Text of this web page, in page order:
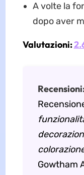
A volte la
dopo aver
Valutazioni:
Gowtham